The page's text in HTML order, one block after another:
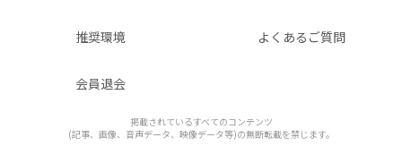
推奨環境 よくあるご質問
会員退会
掲載されているすべてのコンテンツ
(記事、画像、音声データ、映像データ等)の無断転載を禁じます。